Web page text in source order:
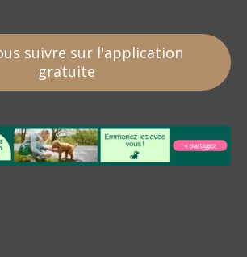
suivre sur l'application
gratuite